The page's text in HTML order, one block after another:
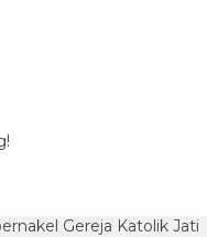
Gereja Katolik Jati